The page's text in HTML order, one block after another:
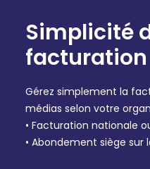
Simplicité
facturation
Gérez simplement la
médias selon votre
• Facturation nationale
• Abondement siège